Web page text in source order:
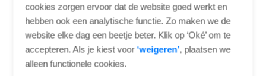
cookies zorgen ervoor dat de website goed werkt en
hebben ook een analytische functie. Zo maken we de
website elke dag een beetje beter. Klik op ‘Oké’ om te
accepteren. Als je kiest voor ‘weigeren’, plaatsen we
alleen functionele cookies.
bespaar je tot 33% procent.
Vesten Truien Overhemden Polo's